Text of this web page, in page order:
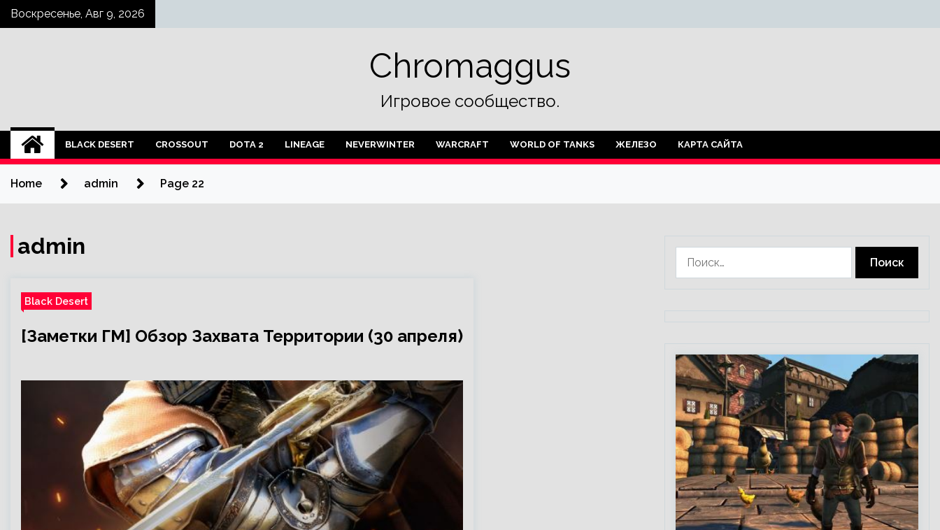
SkipВоскресенье, Авг 9, 2026
Chromaggus
Игровое сообщество.
BLACK DESERT CROSSOUT DOTA 2 LINEAGE NEVERWINTER WARCRAFT WORLD OF TANKS ЖЕЛЕЗО КАРТА САЙТА
Home admin Page 22
admin
Black Desert
[Заметки ГМ] Обзор Захвата Территории (30 апреля)